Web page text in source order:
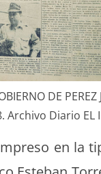
DE PEREZ
Archi­vo Diario EL
en la